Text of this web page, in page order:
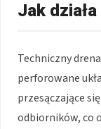
Jak
Techniczny
perforowane
przesączające
odbiorników, co